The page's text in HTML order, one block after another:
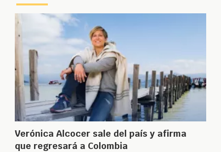
Verónica Alcocer sale del país y afirma
que regresará a Colombia